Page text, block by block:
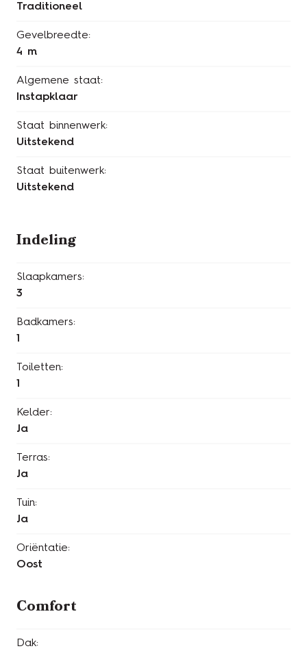
Traditioneel
Gevelbreedte:
4 m
Algemene staat:
Instapklaar
Staat binnenwerk:
Uitstekend
Staat buitenwerk:
Uitstekend
Indeling
Slaapkamers:
3
Badkamers:
1
Toiletten:
1
Kelder:
Ja
Terras:
Ja
Tuin:
Ja
Oriëntatie:
Oost
Comfort
Dak: